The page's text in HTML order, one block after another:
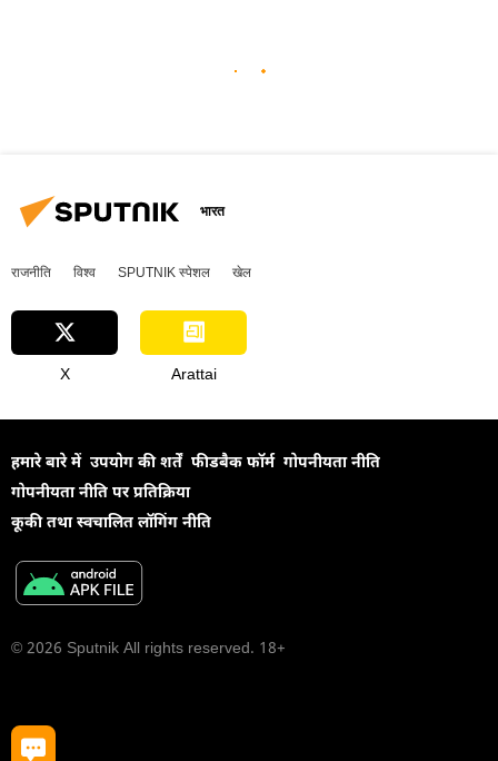
भारत
राजनीति विश्व SPUTNIK स्पेशल खेल
X Arattai
हमारे बारे में उपयोग की शर्तें फीडबैक फॉर्म गोपनीयता नीति
गोपनीयता नीति पर प्रतिक्रिया
कूकी तथा स्वचालित लॉगिंग नीति
© 2026 Sputnik All rights reserved. 18+